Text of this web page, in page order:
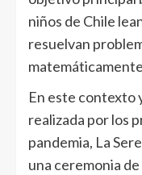
niños de Chile
resuelvan
En este contexto
realizada por los
pandemia, La
una ceremonia